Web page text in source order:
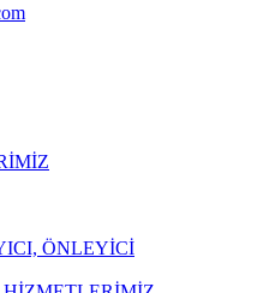
ÖNLEYİCİ